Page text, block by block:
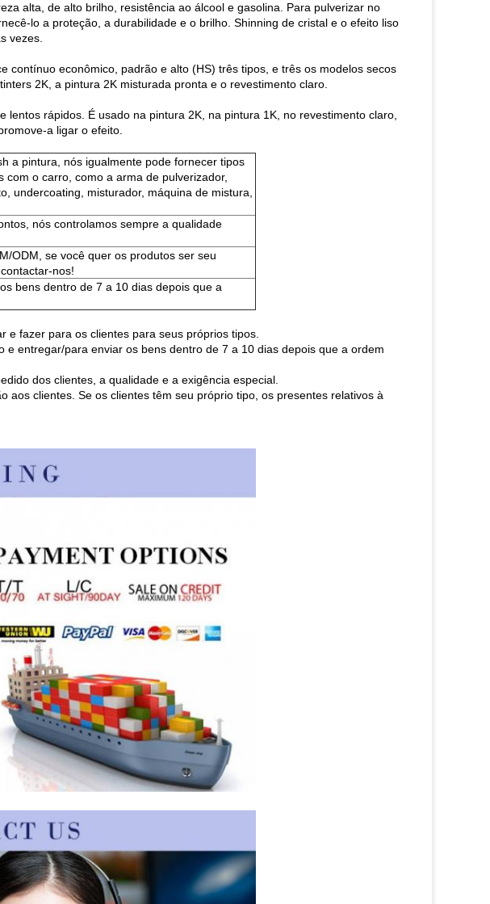
alta, de alto brilho, resistência ao álcool e gasolina. Para pulverizar no
lo a proteção, a durabilidade e o brilho. Shinning de cristal e o efeito liso
vezes.
contínuo econômico, padrão e alto (HS) três tipos, e três os modelos secos
2K, a pintura 2K misturada pronta e o revestimento claro.
rápidos. É usado na pintura 2K, na pintura 1K, no revestimento claro,
a ligar o efeito.
a pintura, nós igualmente pode fornecer tipos
o carro, como a arma de pulverizador,
undercoating, misturador, máquina de mistura,
nós controlamos sempre a qualidade
ODM, se você quer os produtos ser seu
nos!
bens dentro de 7 a 10 dias depois que a
e fazer para os clientes para seus próprios tipos.
e entregar/para enviar os bens dentro de 7 a 10 dias depois que a ordem
dos clientes, a qualidade e a exigência especial.
aos clientes. Se os clientes têm seu próprio tipo, os presentes relativos à